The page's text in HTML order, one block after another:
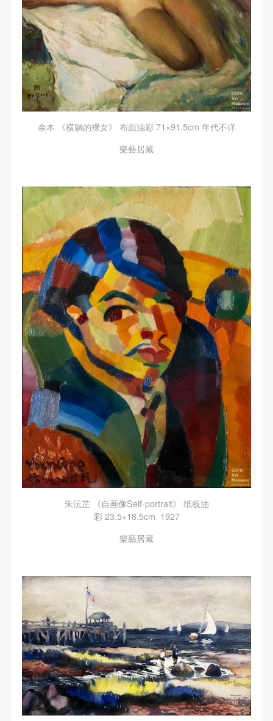
余本 《横躺的裸女》 布面油彩 71×91.5cm 年代不详
樂藝居藏
朱沅芷 《自画像Self-portrait》 纸板油
彩 23.5×18.5cm 1927
樂藝居藏